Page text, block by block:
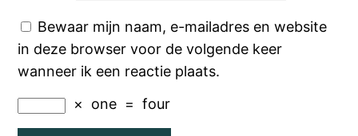
Bewaar mijn naam, e-mailadres en website
in deze browser voor de volgende keer
wanneer ik een reactie plaats.
×
one = four